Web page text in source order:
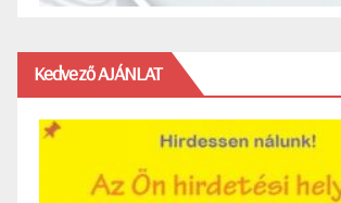
Kedvező AJÁNLAT